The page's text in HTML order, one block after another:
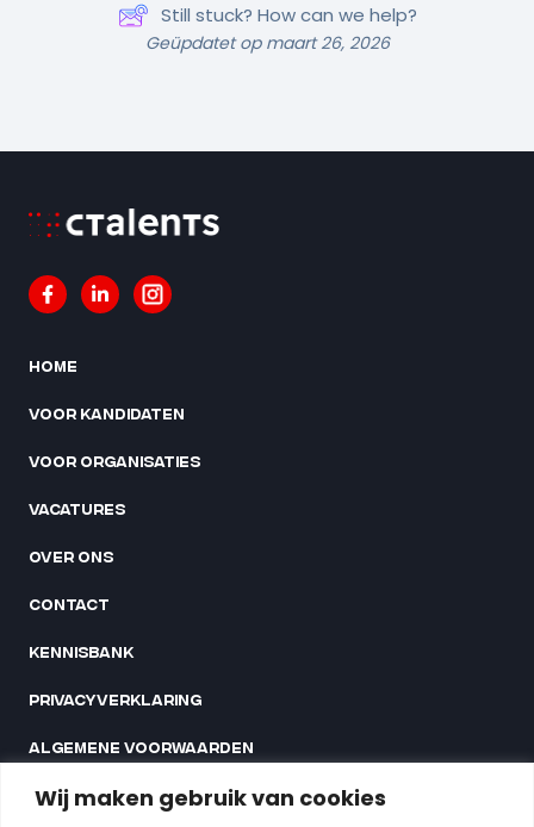
Wij maken gebruik van cookies
Still stuck? How can we help?
Geüpdatet op maart 26, 2026
Home
Voor kandidaten
Voor organisaties
Vacatures
Over ons
Contact
Kennisbank
Privacyverklaring
Algemene voorwaarden
Linnaeusstraat 35G